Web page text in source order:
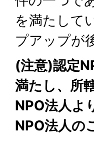
を満たして
プアップが
(注意)認定
満たし、所
NPO法人よ
NPO法人の